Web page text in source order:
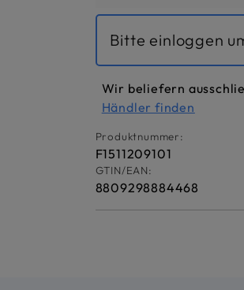
Bitte einloggen
Wir beliefern
Händler finden
Produktnummer:
F1511209101
GTIN/EAN:
8809298884468